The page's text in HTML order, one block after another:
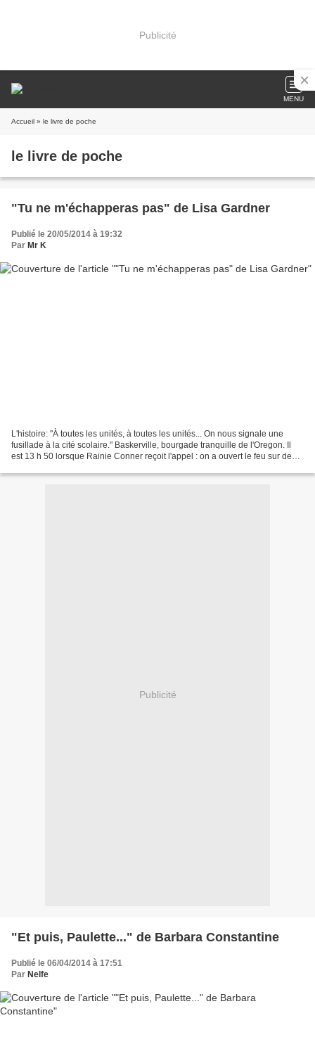
Publicité
MENU
Accueil » le livre de poche
le livre de poche
"Tu ne m'échapperas pas" de Lisa Gardner
Publié le 20/05/2014 à 19:32
Par Mr K
L'histoire: "À toutes les unités, à toutes les unités... On nous signale une
fusillade à la cité scolaire." Baskerville, bourgade tranquille de l'Oregon. Il
est 13 h 50 lorsque Rainie Conner reçoit l'appel : on a ouvert le feu sur des
Publicité
"Et puis, Paulette..." de Barbara Constantine
Publié le 06/04/2014 à 17:51
Par Nelfe